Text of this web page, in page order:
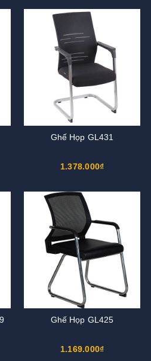
Ghế Họp GL431
1.378.000₫
Ghế Họp GL425
1.169.000₫